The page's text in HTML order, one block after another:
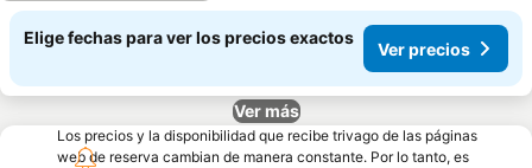
Elige fechas para ver los precios exactos
Ver precios
Ver más
Los precios y la disponibilidad que recibe trivago de las páginas
web de reserva cambian de manera constante. Por lo tanto, es